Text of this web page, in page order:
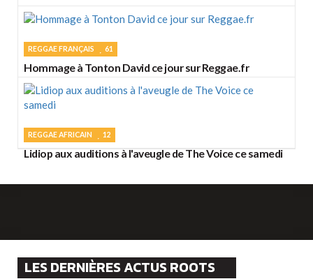
REGGAE FRANÇAIS 61
Hommage à Tonton David ce jour sur Reggae.fr
REGGAE AFRICAIN 12
Lidiop aux auditions à l'aveugle de The Voice ce samedi
LES DERNIÈRES ACTUS ROOTS